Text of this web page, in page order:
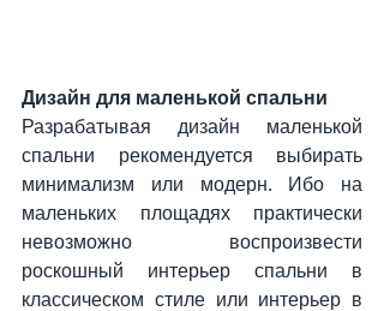
Дизайн для маленькой спальни
Разрабатывая дизайн маленькой
спальни рекомендуется выбирать
минимализм или модерн. Ибо на
маленьких площадях практически
невозможно воспроизвести
роскошный интерьер спальни в
классическом стиле или интерьер в